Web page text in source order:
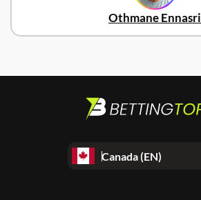
Othmane Ennasri
Canada (EN)